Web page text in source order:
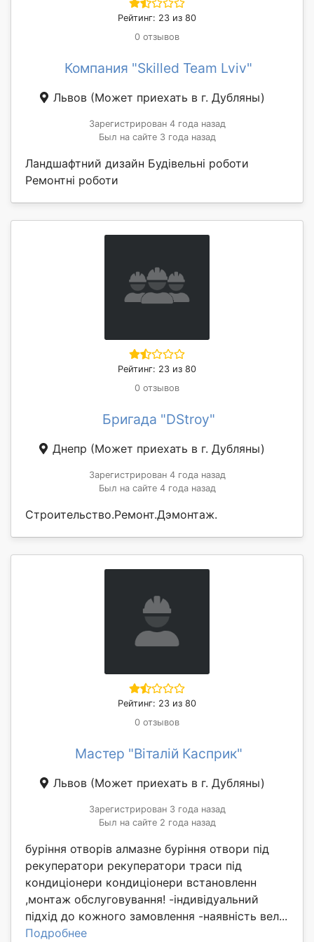
Рейтинг: 23 из 80
0 отзывов
Компания "Skilled Team Lviv"
Львов (Может приехать в г. Дубляны)
Зарегистрирован 4 года назад
Был на сайте 3 года назад
Ландшафтний дизайн Будівельні роботи
Ремонтні роботи
Рейтинг: 23 из 80
0 отзывов
Бригада "DStroy"
Днепр (Может приехать в г. Дубляны)
Зарегистрирован 4 года назад
Был на сайте 4 года назад
Строительство.Ремонт.Дэмонтаж.
Рейтинг: 23 из 80
0 отзывов
Мастер "Віталій Касприк"
Львов (Может приехать в г. Дубляны)
Зарегистрирован 3 года назад
Был на сайте 2 года назад
буріння отворів алмазне буріння отвори під
рекуператори рекуператори траси під
кондиціонери кондиціонери встановленн
,монтаж обслуговування! -індивідуальний
підхід до кожного замовлення -наявність вел...
Подробнее